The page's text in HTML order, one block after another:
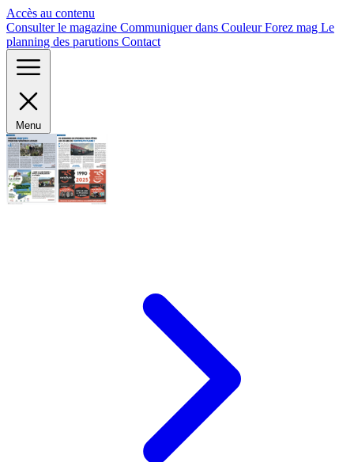
Accès au contenu
Consulter le magazine Communiquer dans Couleur Forez mag Le
planning des parutions Contact
Menu
Panneau de gestion des cookies